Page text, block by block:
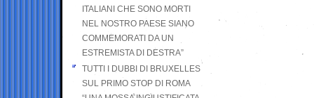
ITALIANI CHE SONO MORTI
NEL NOSTRO PAESE SIANO
COMMEMORATI DA UN
ESTREMISTA DI DESTRA”
TUTTI I DUBBI DI BRUXELLES
SUL PRIMO STOP DI ROMA